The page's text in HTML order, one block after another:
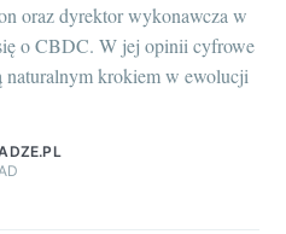
oraz dyrektor wykonawcza w
o CBDC. W jej opinii cyfrowe
naturalnym krokiem w ewolucji